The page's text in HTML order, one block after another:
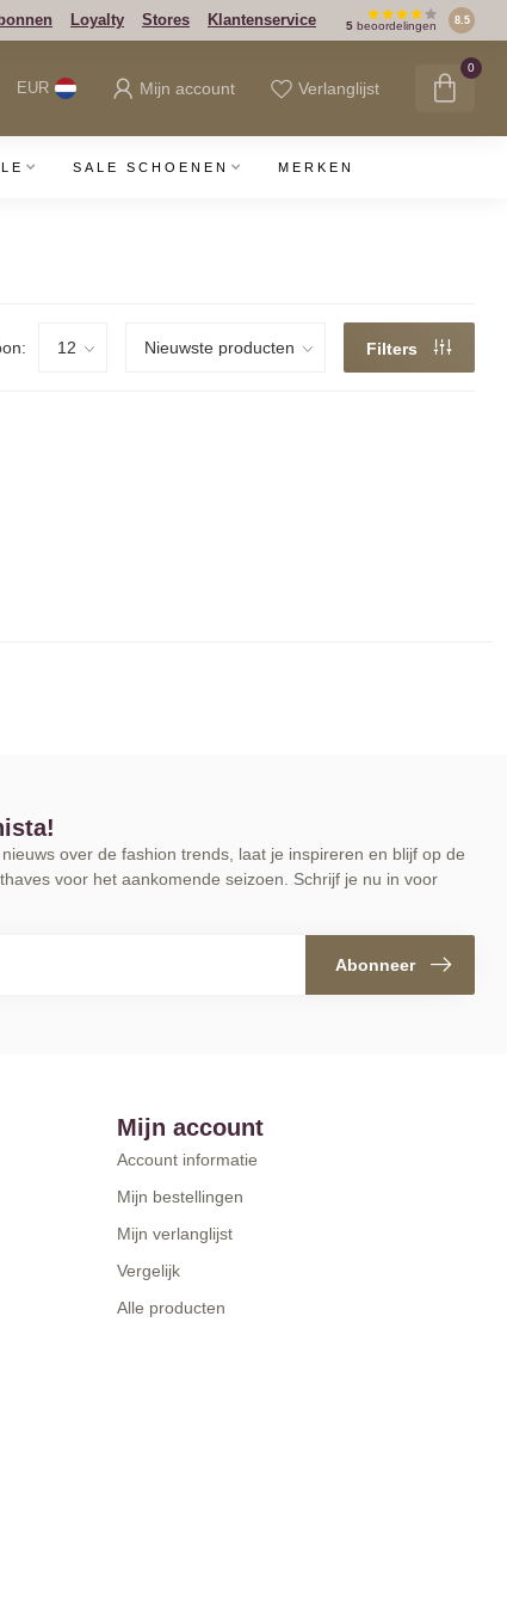
Loyalty Stores Klantenservice 5 beoordelingen 8.5
EUR Mijn account Verlanglijst
0
SALE SCHOENEN MERKEN
Filters
over de fashion trends, laat je inspireren en blijf op de
voor het aankomende seizoen. Schrijf je nu in voor
Abonneer
Mijn account
Account informatie
Mijn bestellingen
Mijn verlanglijst
Vergelijk
Alle producten